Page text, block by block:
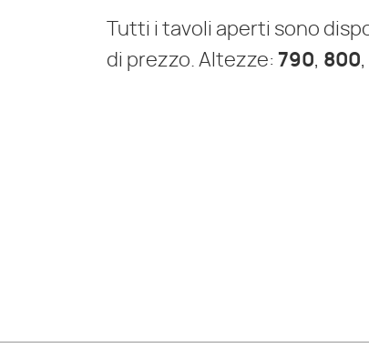
Tutti i tavoli aperti sono
di prezzo. Altezze: 790 800